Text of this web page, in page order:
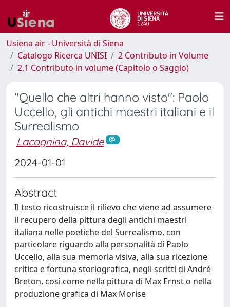
Usiena air - Università di Siena
Catalogo Ricerca UNISI
2 Contributo in Volume
2.1 Contributo in volume (Capitolo o Saggio)
"Quello che altri hanno visto": Paolo
Uccello, gli antichi maestri italiani e il
Surrealismo
Lacagnina, Davide
2024-01-01
Abstract
Il testo ricostruisce il rilievo che viene ad assumere
il recupero della pittura degli antichi maestri
italiana nelle poetiche del Surrealismo, con
particolare riguardo alla personalità di Paolo
Uccello, alla sua memoria visiva, alla sua ricezione
critica e fortuna storiografica, negli scritti di André
Breton, così come nella pittura di Max Ernst o nella
produzione grafica di Max Morise